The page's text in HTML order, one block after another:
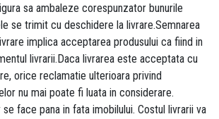
sa ambaleze corespunzator bunurile
se trimit cu deschidere la livrare.Semnarea
implica acceptarea produsului ca fiind in
livrarii.Daca livrarea este acceptata cu
orice reclamatie ulterioara privind
nu mai poate fi luata in considerare.
face pana in fata imobilului. Costul livrarii va